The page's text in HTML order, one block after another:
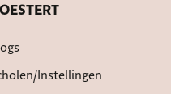
instellingen